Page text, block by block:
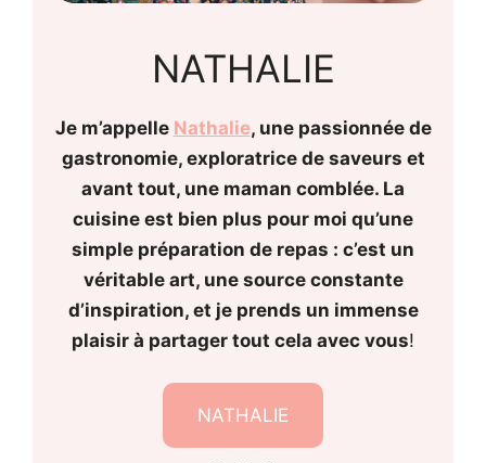
NATHALIE
Je m’appelle Nathalie, une passionnée de
gastronomie, exploratrice de saveurs et
avant tout, une maman comblée. La
cuisine est bien plus pour moi qu’une
simple préparation de repas : c’est un
véritable art, une source constante
d’inspiration, et je prends un immense
plaisir à partager tout cela avec vous!
NATHALIE